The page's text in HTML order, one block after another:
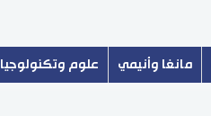
مانغا وأنيمي علوم وتكنولوجيا